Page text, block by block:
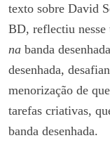
texto sobre David
BD, reflectiu nesse
na banda
desenhada,
menorização de
tarefas criativas,
banda desenhada.